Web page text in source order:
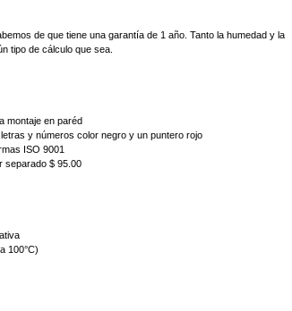
de que tiene una garantía de 1 año. Tanto la humedad y la
tipo de cálculo que sea.
montaje en paréd
y números color negro y un puntero rojo
ISO 9001
separado $ 95.00
100°C)